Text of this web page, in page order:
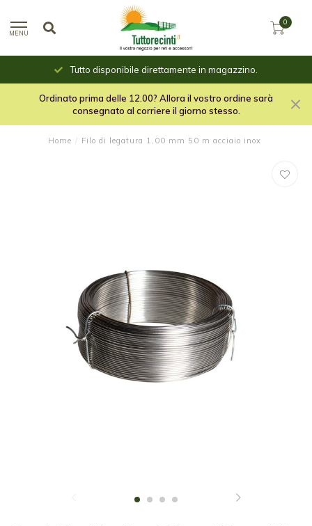
MENU
0
Tutto disponibile direttamente in magazzino.
Ordinato prima delle 12.00? Allora il vostro ordine sarà
consegnato al corriere il giorno stesso.
Home / Filo di legatura 1,00 mm 50 m acciaio inox